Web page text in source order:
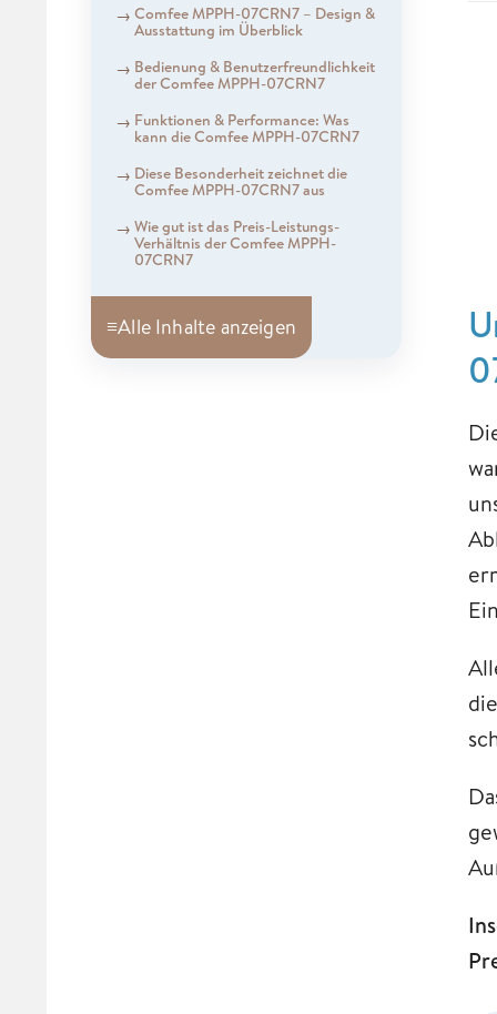
Comfee MPPH-07CRN7 – Design &
Ausstattung im Überblick
Bedienung & Benutzerfreundlichkeit
der Comfee MPPH-07CRN7
Funktionen & Performance: Was
kann die Comfee MPPH-07CRN7
Diese Besonderheit zeichnet die
Comfee MPPH-07CRN7 aus
Wie gut ist das Preis-Leistungs-
Verhältnis der Comfee MPPH-
07CRN7
≡Alle Inhalte anzeigen